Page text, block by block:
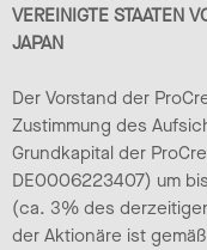
VEREINIGTE STAATEN
JAPAN
Der Vorstand der
Zustimmung des
Grundkapital der
DE0006223407) um
(ca. 3% des
der Aktionäre ist